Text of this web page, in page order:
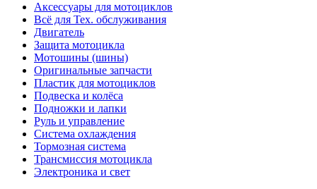
Аксессуары для мотоциклов
Всё для Тех. обслуживания
Двигатель
Защита мотоцикла
Мотошины (шины)
Оригинальные запчасти
Пластик для мотоциклов
Подвеска и колёса
Подножки и лапки
Руль и управление
Система охлаждения
Тормозная система
Трансмиссия мотоцикла
Электроника и свет